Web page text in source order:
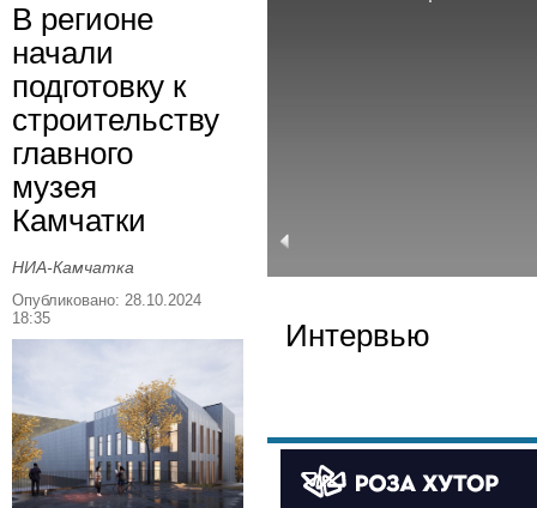
В регионе
начали
подготовку к
строительству
главного
музея
Камчатки
НИА-Камчатка
Опубликовано: 28.10.2024
18:35
Интервью